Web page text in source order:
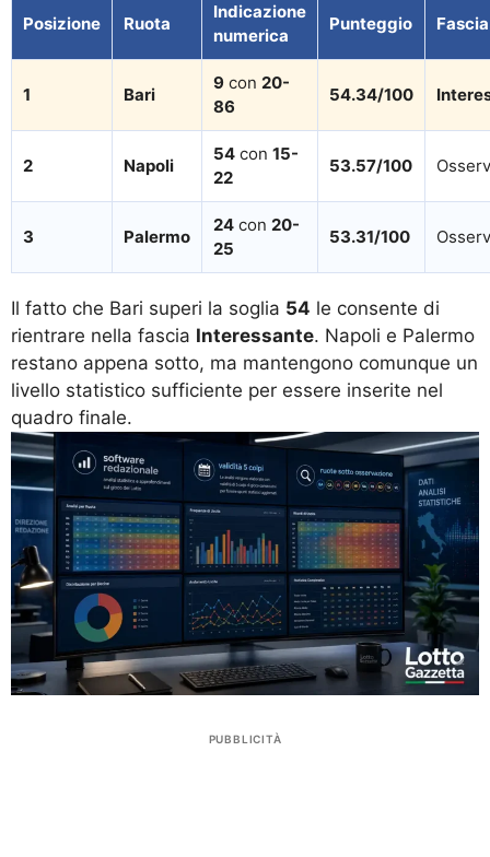
Posizione Ruota
Indicazione
numerica
Punteggio Fascia
1 Bari
9 con 20-
86
54.34/100
2 Napoli
54 con 15-
22
53.57/100
3 Palermo
24 con 20-
25
53.31/100
Il fatto che Bari superi la soglia 54 le consente di
rientrare nella fascia Interessante. Napoli e Palermo
restano appena sotto, ma mantengono comunque un
livello statistico sufficiente per essere inserite nel
quadro finale.
PUBBLICITÀ